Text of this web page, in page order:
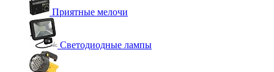
Приятные мелочи
Светодиодные лампы